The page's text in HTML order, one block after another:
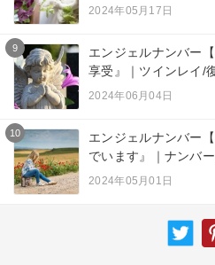
2024年05月17日
9
エンジェルナンバー
享受』｜ツインレイ/
2024年06月04日
10
エンジェルナンバー
でいます』｜ナンバ
2024年05月01日